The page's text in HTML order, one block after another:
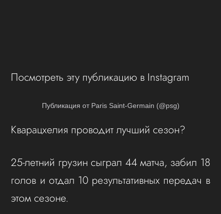
Посмотреть эту публикацию в Instagram
Публикация от Paris Saint-Germain (@psg)
Кварацхелия проводит лучший сезон?
25-летний грузин сыграл 44 матча, забил 18
голов и отдал 10 результативных передач в
этом сезоне.